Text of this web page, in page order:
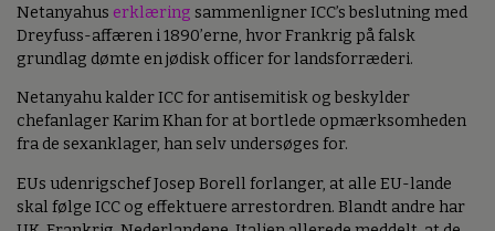
Netanyahus erklæring sammenligner ICC’s beslutning med
Dreyfuss-affæren i 1890’erne, hvor Frankrig på falsk
grundlag dømte en jødisk officer for landsforræderi.
Netanyahu kalder ICC for antisemitisk og beskylder
chefanlager Karim Khan for at bortlede opmærksomheden
fra de sexanklager, han selv undersøges for.
EUs udenrigschef Josep Borell forlanger, at alle EU-lande
skal følge ICC og effektuere arrestordren. Blandt andre har